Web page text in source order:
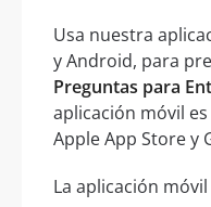
Usa nuestra
y Android, para
Preguntas para
aplicación móvil
Apple App Store y
La aplicación